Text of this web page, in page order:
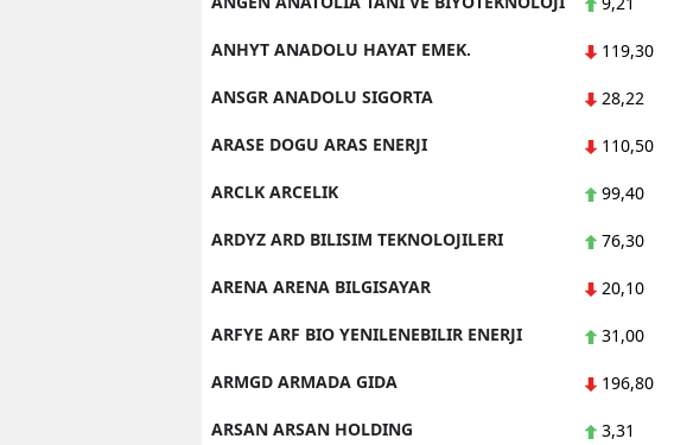
ANHYT ANADOLU HAYAT EMEK. 119,30
ANSGR ANADOLU SIGORTA 28,22
ARASE DOGU ARAS ENERJI 110,50
ARCLK ARCELIK 99,40
ARDYZ ARD BILISIM TEKNOLOJILERI 76,30
ARENA ARENA BILGISAYAR 20,10
ARFYE ARF BIO YENILENEBILIR ENERJI 31,00
ARMGD ARMADA GIDA 196,80
ARSAN ARSAN HOLDING 3,31